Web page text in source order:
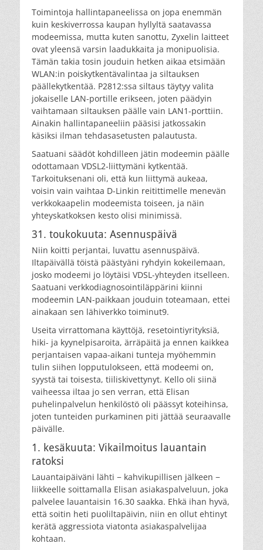
Toimintoja hallintapaneelissa on jopa enemmän
kuin keskiverrossa kaupan hyllyltä saatavassa
modeemissa, mutta kuten sanottu, Zyxelin laitteet
ovat yleensä varsin laadukkaita ja monipuolisia.
Tämän takia tosin jouduin hetken aikaa etsimään
WLAN:in poiskytkentävalintaa ja siltauksen
päällekytkentää. P2812:ssa siltaus täytyy valita
jokaiselle LAN-portille erikseen, joten päädyin
vaihtamaan siltauksen päälle vain LAN1-porttiin.
Ainakin hallintapaneeliin pääsisi jatkossakin
käsiksi ilman tehdasasetusten palautusta.
Saatuani säädöt kohdilleen jätin modeemin päälle
odottamaan VDSL2-liittymäni kytkentää.
Tarkoituksenani oli, että kun liittymä aukeaa,
voisin vain vaihtaa D-Linkin reitittimelle menevän
verkkokaapelin modeemista toiseen, ja näin
yhteyskatkoksen kesto olisi minimissä.
31. toukokuuta: Asennuspäivä
Niin koitti perjantai, luvattu asennuspäivä.
Iltapäivällä töistä päästyäni ryhdyin kokeilemaan,
josko modeemi jo löytäisi VDSL-yhteyden itselleen.
Saatuani verkkodiagnosointiläppärini kiinni
modeemin LAN-paikkaan jouduin toteamaan, ettei
ainakaan sen lähiverkko toiminut9.
Useita virrattomana käyttöjä, resetointiyrityksiä,
hiki- ja kyynelpisaroita, ärräpäitä ja ennen kaikkea
perjantaisen vapaa-aikani tunteja myöhemmin
tulin siihen lopputulokseen, että modeemi on,
syystä tai toisesta, tiiliskivettynyt. Kello oli siinä
vaiheessa iltaa jo sen verran, että Elisan
puhelinpalvelun henkilöstö oli päässyt koteihinsa,
joten tunteiden purkaminen piti jättää seuraavalle
päivälle.
1. kesäkuuta: Vikailmoitus lauantain
ratoksi
Lauantaipäiväni lähti − kahvikupillisen jälkeen −
liikkeelle soittamalla Elisan asiakaspalveluun, joka
palvelee lauantaisin 16.30 saakka. Ehkä ihan hyvä,
että soitin heti puoliltapäivin, niin en ollut ehtinyt
kerätä aggressiota viatonta asiakaspalvelijaa
kohtaan.